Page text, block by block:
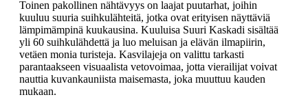
Toinen pakollinen nähtävyys on laajat puutarhat, joihin
kuuluu suuria suihkulähteitä, jotka ovat erityisen näyttäviä
lämpimämpinä kuukausina. Kuuluisa Suuri Kaskadi sisältää
yli 60 suihkulähdettä ja luo meluisan ja elävän ilmapiirin,
vetäen monia turisteja. Kasvilajeja on valittu tarkasti
parantaakseen visuaalista vetovoimaa, jotta vierailijat voivat
nauttia kuvankauniista maisemasta, joka muuttuu kauden
mukaan.